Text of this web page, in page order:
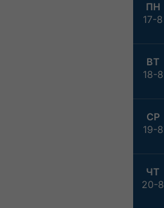
ПН
17-8
ВТ
18-8
СР
19-8
ЧТ
20-8